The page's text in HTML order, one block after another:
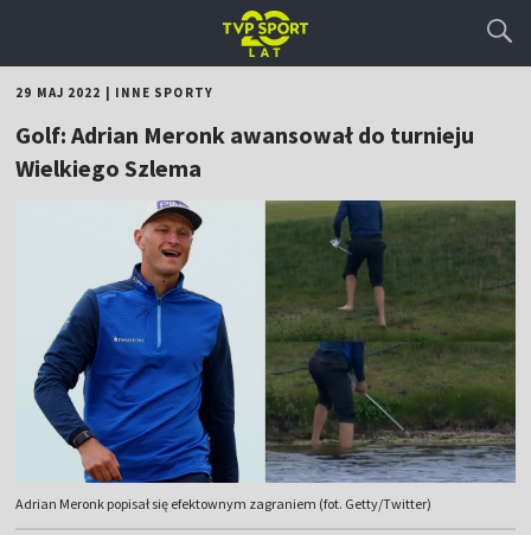
29 MAJ 2022 INNE SPORTY
Golf: Adrian Meronk awansował do turnieju
Wielkiego Szlema
Adrian Meronk popisał się efektownym zagraniem (fot. Getty/Twitter)